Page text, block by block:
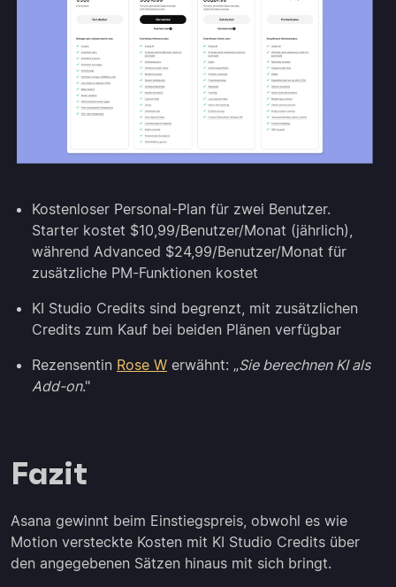
Kostenloser Personal-Plan für zwei Benutzer.
Starter kostet $10,99/Benutzer/Monat (jährlich),
während Advanced $24,99/Benutzer/Monat für
zusätzliche PM-Funktionen kostet
KI Studio Credits sind begrenzt, mit zusätzlichen
Credits zum Kauf bei beiden Plänen verfügbar
Rezensentin Rose W erwähnt: „Sie berechnen KI als
Add-on."
Fazit
Asana gewinnt beim Einstiegspreis, obwohl es wie
Motion versteckte Kosten mit KI Studio Credits über
den angegebenen Sätzen hinaus mit sich bringt.